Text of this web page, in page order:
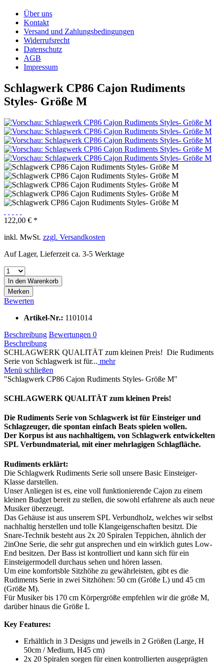
Über uns
Kontakt
Versand und Zahlungsbedingungen
Widerrufsrecht
Datenschutz
AGB
Impressum
Schlagwerk CP86 Cajon Rudiments
Styles- Größe M
122,00 € *
inkl. MwSt. zzgl. Versandkosten
Auf Lager, Lieferzeit ca. 3-5 Werktage
In den Warenkorb
Merken
Bewerten
Artikel-Nr.: 1101014
Beschreibung Bewertungen 0
Beschreibung
SCHLAGWERK QUALITÄT zum kleinen Preis! Die Rudiments
Serie von Schlagwerk ist für... mehr
Menü schließen
"Schlagwerk CP86 Cajon Rudiments Styles- Größe M"
SCHLAGWERK QUALITÄT zum kleinen Preis!
Die Rudiments Serie von Schlagwerk ist für Einsteiger und
Schlagzeuger, die spontan einfach Beats spielen wollen.
Der Korpus ist aus nachhaltigem, von Schlagwerk entwickelten
SPL Verbundmaterial, mit einer mehrlagigen Schlagfläche.
Rudiments erklärt:
Die Schlagwerk Rudiments Serie soll unsere Basic Einsteiger-
Klasse darstellen.
Unser Anliegen ist es, eine voll funktionierende Cajon zu einem
kleinen Budget bereit zu stellen, die sowohl erfahrene als auch neue
Musiker überzeugt.
Das Gehäuse ist aus unserem SPL Verbundholz, welches wir selbst
nachhaltig herstellen und tolle Klangeigenschaften besitzt. Die
Snare-Technik besteht aus 2x 20 Spiralen Teppichen, ähnlich der
2inOne Serie, die sehr gut ansprechen und ein wirklich gutes Low-
End besitzen. Der Bass ist kontrolliert und kann sich für ein
Einsteigermodell durchaus sehen und hören lassen.
Um eine komfortsble Sitzhöhe zu gewährleisten, gibt es die
Rudiments Serie in zwei Sitzhöhen: 50 cm (Größe L) und 45 cm
(Größe M).
Für Musiker bis 170 cm Körpergröße empfehlen wir die größe M,
darüber hinaus die Größe L
Key Features:
Erhältlich in 3 Designs und jeweils in 2 Größen (Large, H
50cm / Medium, H45 cm)
2x 20 Spiralen sorgen für einen kontrollierten ausgeprägten